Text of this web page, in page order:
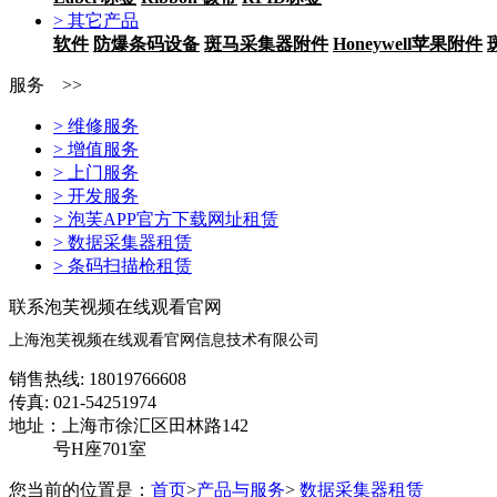
> 其它产品
软件 防爆条码设备 斑马采集器附件 Honeywell苹果附件
服务 >>
> 维修服务
> 增值服务
> 上门服务
> 开发服务
> 泡芙APP官方下载网址租赁
> 数据采集器租赁
> 条码扫描枪租赁
联系泡芙视频在线观看官网
上海泡芙视频在线观看官网信息技术有限公司
销售热线: 18019766608
传真: 021-54251974
地址：上海市徐汇区田林路142
号H座701室
您当前的位置是： 首页>产品与服务> 数据采集器租赁